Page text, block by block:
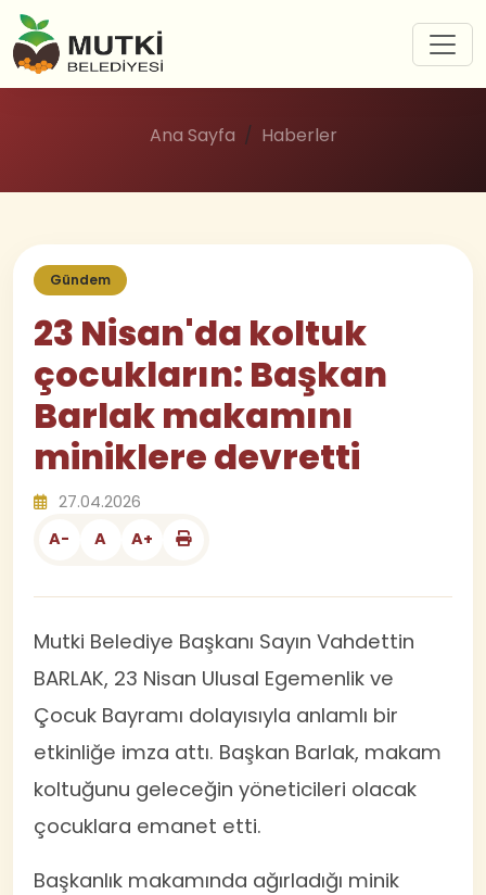
Ana Sayfa Haberler
Gündem
23 Nisan'da koltuk
çocukların: Başkan
Barlak makamını
miniklere devretti
27.04.2026
A-
A A+
Mutki Belediye Başkanı Sayın Vahdettin
BARLAK, 23 Nisan Ulusal Egemenlik ve
Çocuk Bayramı dolayısıyla anlamlı bir
etkinliğe imza attı. Başkan Barlak, makam
koltuğunu geleceğin yöneticileri olacak
çocuklara emanet etti.
Başkanlık makamında ağırladığı minik